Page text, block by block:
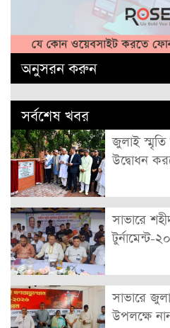
অনুসরন করুন
সর্বশেষ খবর
জুলাই
উদ্বোধন
সাভারে
টুর্নামেন্ট-
সাভারে
উপলক্ষে